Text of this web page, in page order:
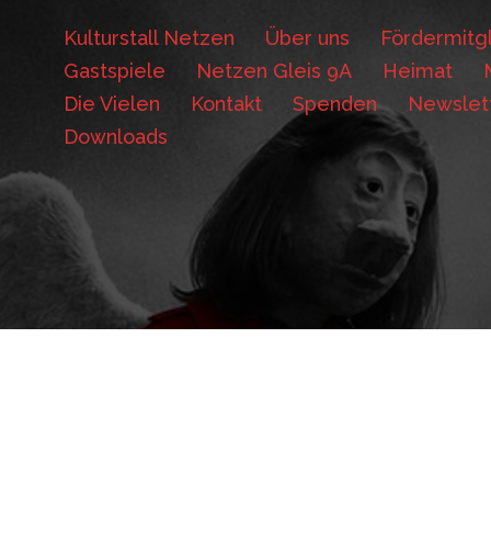
Kulturstall Netzen Über uns
Gastspiele
Netzen Gleis 9A Heimat
Die Vielen
Kontakt Spenden
Downloads